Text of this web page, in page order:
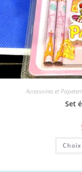
Accessoires et
Set